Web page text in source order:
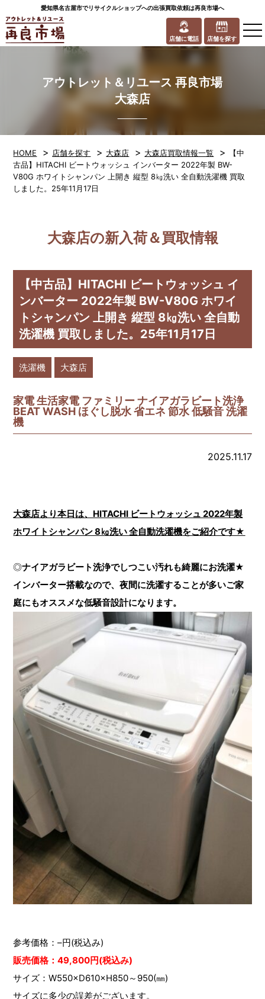
愛知県名古屋市でリサイクルショップへの出張買取依頼は再良市場へ
店舗に電話 店舗を探す
アウトレット＆リユース 再良市場
大森店
HOME > 店舗を探す > 大森店 > 大森店買取情報一覧 >
【中
古品】HITACHI ビートウォッシュ インバーター 2022年製 BW-
V80G ホワイトシャンパン 上開き 縦型 8㎏洗い 全自動洗濯機 買取
しました。25年11月17日
大森店の新入荷＆買取情報
【中古品】HITACHI ビートウォッシュ イ
ンバーター 2022年製 BW-V80G ホワイ
トシャンパン 上開き 縦型 8㎏洗い 全自動
洗濯機 買取しました。25年11月17日
洗濯機 大森店
家電 生活家電 ファミリー ナイアガラビート洗浄
BEAT WASH ほぐし脱水 省エネ 節水 低騒音 洗濯
機
2025.11.17
大森店より本日は、HITACHI ビートウォッシュ 2022年製
ホワイトシャンパン 8㎏洗い 全自動洗濯機をご紹介です★
◎ナイアガラビート洗浄でしつこい汚れも綺麗にお洗濯★
インバーター搭載なので、夜間に洗濯することが多いご家
庭にもオススメな低騒音設計になります。
参考価格：–円(税込み)
販売価格：49,800円(税込み)
サイズ：W550×D610×H850～950(㎜)
サイズに多少の誤差がございます。